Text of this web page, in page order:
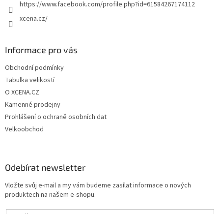
https://www.facebook.com/profile.php?id=61584267174112
xcena.cz/
Informace pro vás
Obchodní podmínky
Tabulka velikostí
O XCENA.CZ
Kamenné prodejny
Prohlášení o ochraně osobních dat
Velkoobchod
Odebírat newsletter
Vložte svůj e-mail a my vám budeme zasílat informace o nových
produktech na našem e-shopu.